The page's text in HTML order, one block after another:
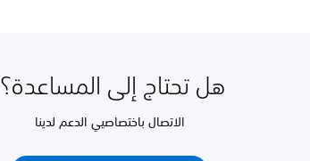
هل تحتاج إلى المساعدة؟
الاتصال باختصاصيي الدعم لدينا